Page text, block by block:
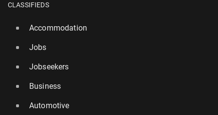
CLASSIFIEDS
Accommodation
Jobs
Jobseekers
Business
Automotive